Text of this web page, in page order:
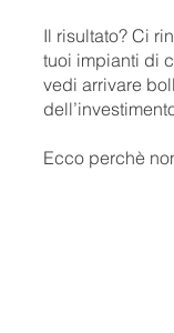
Il risultato? Ci
tuoi impianti di
vedi arrivare
Ecco perchè